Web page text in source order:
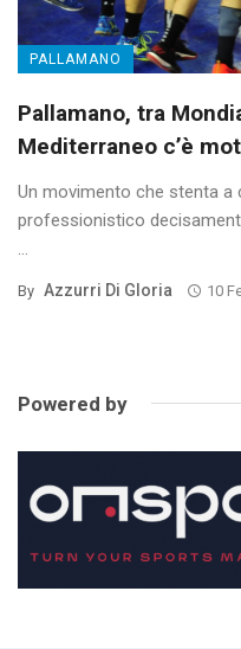
PALLAMANO
Pallamano, tra
Mediterraneo c’è
Un movimento che stenta a
professionistico
...
By Azzurri Di Gloria 10
Powered by